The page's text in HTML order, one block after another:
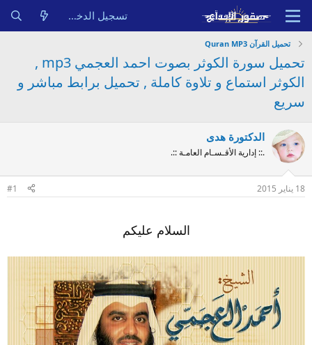
تسجيل الدخول
تحميل القرآن Quran MP3
تحميل سورة الكوثر بصوت احمد العجمي mp3 ,
الكوثر استماع و تلاوة كاملة , تحميل برابط مباشر و
سريع
الدكتورة هدى
.:: إدارية الأقـسـام العامـة ::.
18 يناير 2015 #1
السلام عليكم